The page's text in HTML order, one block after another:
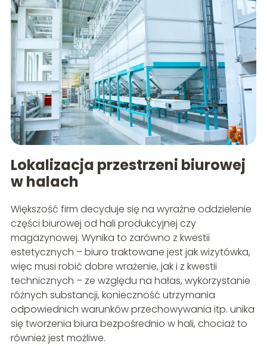
Lokalizacja przestrzeni biurowej
w halach
Większość firm decyduje się na wyraźne oddzielenie
części biurowej od hali produkcyjnej czy
magazynowej. Wynika to zarówno z kwestii
estetycznych – biuro traktowane jest jak wizytówka,
więc musi robić dobre wrażenie, jak i z kwestii
technicznych – ze względu na hałas, wykorzystanie
różnych substancji, konieczność utrzymania
odpowiednich warunków przechowywania itp. unika
się tworzenia biura bezpośrednio w hali, chociaż to
również jest możliwe.